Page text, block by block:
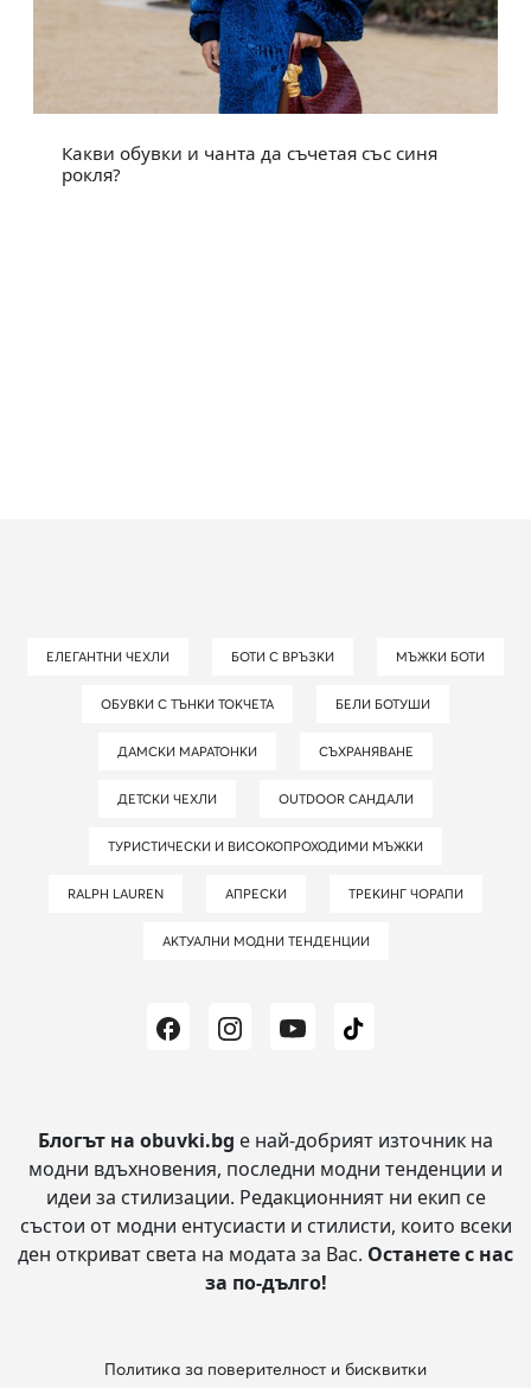
Какви обувки и чанта да съчетая със синя
рокля?
ЕЛЕГАНТНИ ЧЕХЛИ БОТИ С ВРЪЗКИ МЪЖКИ БОТИ
ОБУВКИ С ТЪНКИ ТОКЧЕТА БЕЛИ БОТУШИ
ДАМСКИ МАРАТОНКИ СЪХРАНЯВАНЕ
ДЕТСКИ ЧЕХЛИ OUTDOOR САНДАЛИ
ТУРИСТИЧЕСКИ И ВИСОКОПРОХОДИМИ МЪЖКИ
RALPH LAUREN АПРЕСКИ ТРЕКИНГ ЧОРАПИ
АКТУАЛНИ МОДНИ ТЕНДЕНЦИИ
Блогът на obuvki.bg е най-добрият източник на
модни вдъхновения, последни модни тенденции и
идеи за стилизации. Редакционният ни екип се
състои от модни ентусиасти и стилисти, които всеки
ден откриват света на модата за Вас. Останете с нас
за по-дълго!
Политика за поверителност и бисквитки